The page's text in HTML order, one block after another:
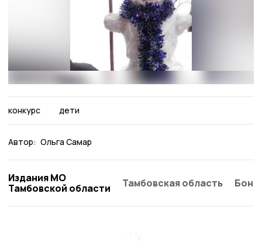
конкурс дети
Автор: Ольга Самар
Издания МО
Тамбовской области
Тамбовская область